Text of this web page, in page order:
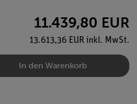
11.439,80 EUR
13.613,36 EUR inkl. MwSt.
In den Warenkorb